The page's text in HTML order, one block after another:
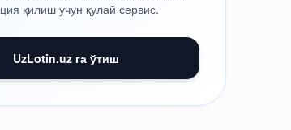
қилиш учун қулай сервис.
UzLotin.uz га ўтиш